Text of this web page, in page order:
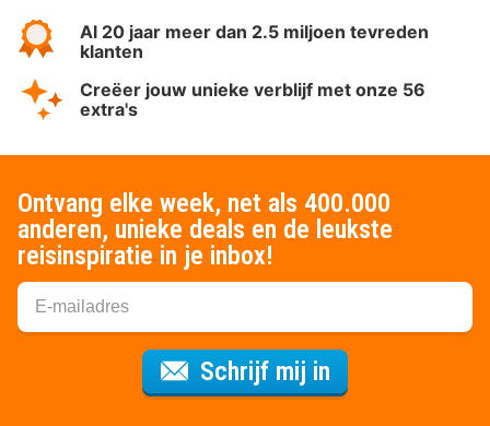
Al 20 jaar meer dan 2.5 miljoen tevreden
klanten
Creëer jouw unieke verblijf met onze 56
extra's
Ontvang elke week, net als 400.000
anderen, unieke deals en de leukste
reisinspiratie in je inbox!
Schrijf mij in